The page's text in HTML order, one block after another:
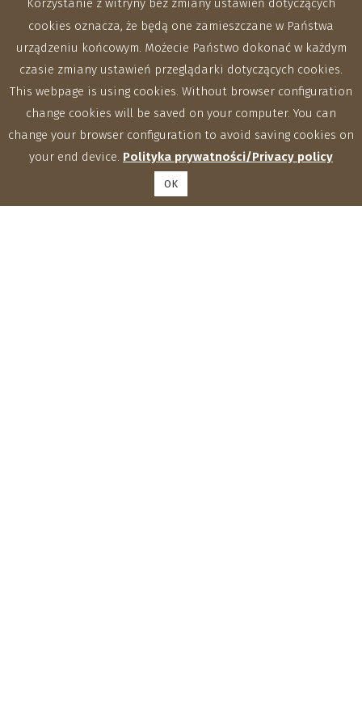
Korzystanie z witryny bez zmiany ustawień dotyczących
cookies oznacza, że będą one zamieszczane w Państwa
urządzeniu końcowym. Możecie Państwo dokonać w każdym
czasie zmiany ustawień przeglądarki dotyczących cookies.
This webpage is using cookies. Without browser configuration
change cookies will be saved on your computer. You can
change your browser configuration to avoid saving cookies on
your end device. Polityka prywatności/Privacy policy
OK